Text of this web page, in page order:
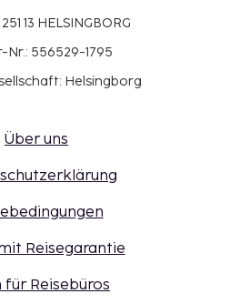
13 HELSINGBORG
Nr.: 556529-1795
Helsingborg
Über uns
Reisegarantie
für Reisebüros